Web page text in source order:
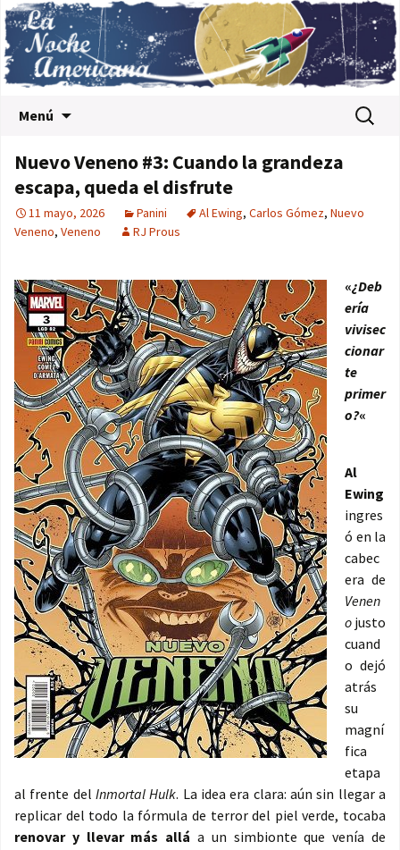
Menú Buscar:
Nuevo Veneno #3: Cuando la grandeza
escapa, queda el disfrute
11 mayo, 2026 Panini Al Ewing, Carlos Gómez, Nuevo
Veneno, Veneno RJ Prous
«¿Deb
ería
vivisec
cionar
te
primer
o?«
Al
Ewing
ingres
ó en la
cabec
era de
Venen
o justo
cuand
o dejó
atrás
su
magní
fica
etapa
al frente del Inmortal Hulk. La idea era clara: aún sin llegar a
replicar del todo la fórmula de terror del piel verde, tocaba
renovar y llevar más allá a un simbionte que venía de